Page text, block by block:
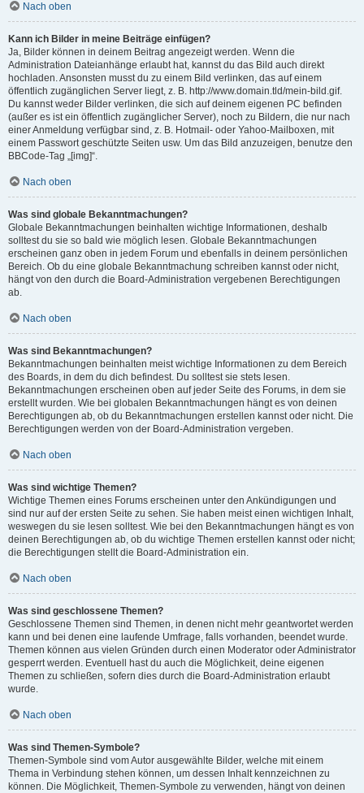
Nach oben
Kann ich Bilder in meine Beiträge einfügen?
Ja, Bilder können in deinem Beitrag angezeigt werden. Wenn die
Administration Dateianhänge erlaubt hat, kannst du das Bild auch direkt
hochladen. Ansonsten musst du zu einem Bild verlinken, das auf einem
öffentlich zugänglichen Server liegt, z. B. http://www.domain.tld/mein-bild.gif.
Du kannst weder Bilder verlinken, die sich auf deinem eigenen PC befinden
(außer es ist ein öffentlich zugänglicher Server), noch zu Bildern, die nur nach
einer Anmeldung verfügbar sind, z. B. Hotmail- oder Yahoo-Mailboxen, mit
einem Passwort geschützte Seiten usw. Um das Bild anzuzeigen, benutze den
BBCode-Tag „[img]“.
Nach oben
Was sind globale Bekanntmachungen?
Globale Bekanntmachungen beinhalten wichtige Informationen, deshalb
solltest du sie so bald wie möglich lesen. Globale Bekanntmachungen
erscheinen ganz oben in jedem Forum und ebenfalls in deinem persönlichen
Bereich. Ob du eine globale Bekanntmachung schreiben kannst oder nicht,
hängt von den durch die Board-Administration vergebenen Berechtigungen
ab.
Nach oben
Was sind Bekanntmachungen?
Bekanntmachungen beinhalten meist wichtige Informationen zu dem Bereich
des Boards, in dem du dich befindest. Du solltest sie stets lesen.
Bekanntmachungen erscheinen oben auf jeder Seite des Forums, in dem sie
erstellt wurden. Wie bei globalen Bekanntmachungen hängt es von deinen
Berechtigungen ab, ob du Bekanntmachungen erstellen kannst oder nicht. Die
Berechtigungen werden von der Board-Administration vergeben.
Nach oben
Was sind wichtige Themen?
Wichtige Themen eines Forums erscheinen unter den Ankündigungen und
sind nur auf der ersten Seite zu sehen. Sie haben meist einen wichtigen Inhalt,
weswegen du sie lesen solltest. Wie bei den Bekanntmachungen hängt es von
deinen Berechtigungen ab, ob du wichtige Themen erstellen kannst oder nicht;
die Berechtigungen stellt die Board-Administration ein.
Nach oben
Was sind geschlossene Themen?
Geschlossene Themen sind Themen, in denen nicht mehr geantwortet werden
kann und bei denen eine laufende Umfrage, falls vorhanden, beendet wurde.
Themen können aus vielen Gründen durch einen Moderator oder Administrator
gesperrt werden. Eventuell hast du auch die Möglichkeit, deine eigenen
Themen zu schließen, sofern dies durch die Board-Administration erlaubt
wurde.
Nach oben
Was sind Themen-Symbole?
Themen-Symbole sind vom Autor ausgewählte Bilder, welche mit einem
Thema in Verbindung stehen können, um dessen Inhalt kennzeichnen zu
können. Die Möglichkeit, Themen-Symbole zu verwenden, hängt von deinen